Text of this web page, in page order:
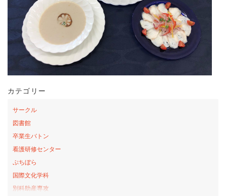
カテゴリー
サークル
図書館
卒業生バトン
看護研修センター
ぷちぼら
国際文化学科
別科助産専攻